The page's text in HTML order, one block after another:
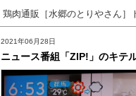
鶏肉通販［水郷のとりやさん］
2021年06月28日
ニュース番組「ZIP!」のキテ